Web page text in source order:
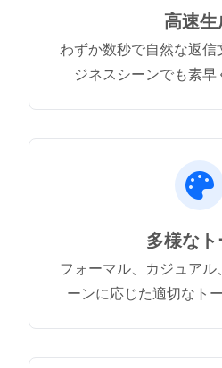
高速生
わずか数秒で自然な返
ジネスシーンでも素早
多様なト
フォーマル、カジュアル
ーンに応じた適切なト